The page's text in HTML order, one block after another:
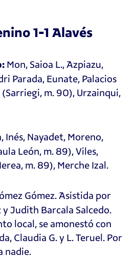
1-1 Alavés
Mon, Saioa L., Azpiazu,
Parada, Eunate, Palacios
(Sarriegi, m. 90), Urzainqui,
Inés, Nayadet, Moreno,
León, m. 89), Viles,
m. 89), Merche Izal.
Gómez. Asistida por
y Judith Barcala Salcedo.
local, se amonestó con
Claudia G. y L. Teruel. Por
nadie.